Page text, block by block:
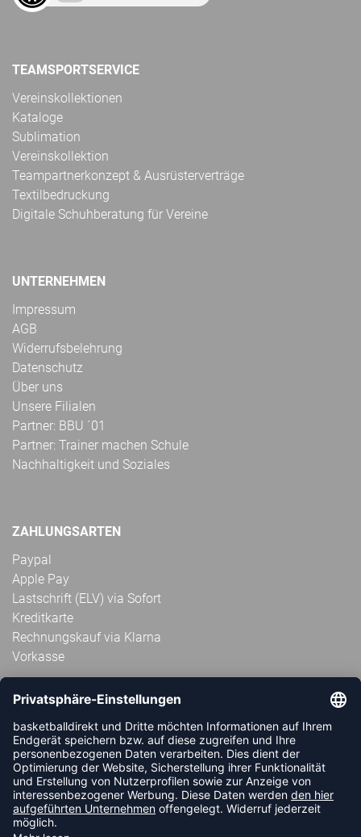
TEAMSPORTSERVICE
Vereinskollektionen
Kataloge
Sublimation
Vereinskollektion
Teampartnerkonzept & Ausrüsterverträge
Textilbedruckung
Digitale Schuhberatung für Vereine
UNTERNEHMEN
Impressum
AGB
Widerrufsbelehrung
Datenschutz
Über uns
Unsere Filialen
Partner: BBU ´01
Partner: Trainer machen Schule
Nachhaltigkeit und Soziales
ZAHLUNGSARTEN
Paypal
Apple Pay
Lastschrift (ELV) via Sofort
Kreditkarte
Rechnungskauf via Klarna
Vorkasse
ABONNIERE JETZT DEN KOSTENLOSEN
HANDBALLDIREKT-NEWSLETTER UND VERPASSE KEINE
NEUIGKEIT ODER AKTION MEHR.
JETZT ANMELDEN